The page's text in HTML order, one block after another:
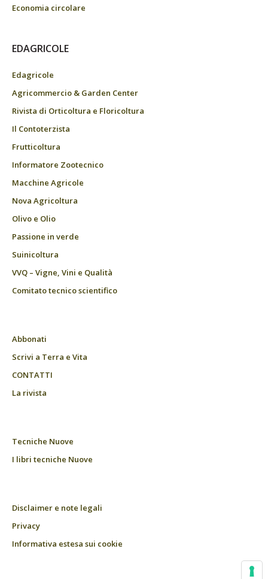
Economia circolare
EDAGRICOLE
Edagricole
Agricommercio & Garden Center
Rivista di Orticoltura e Floricoltura
Il Contoterzista
Frutticoltura
Informatore Zootecnico
Macchine Agricole
Nova Agricoltura
Olivo e Olio
Passione in verde
Suinicoltura
VVQ – Vigne, Vini e Qualità
Comitato tecnico scientifico
Abbonati
Scrivi a Terra e Vita
CONTATTI
La rivista
Tecniche Nuove
I libri tecniche Nuove
Disclaimer e note legali
Privacy
Informativa estesa sui cookie